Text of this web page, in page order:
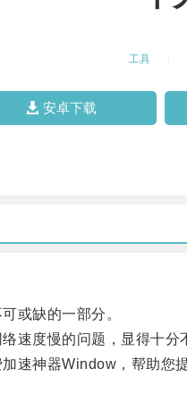
工具
安卓下载
或缺的一部分。
度慢的问题，显得十分
神器Window，帮助您提